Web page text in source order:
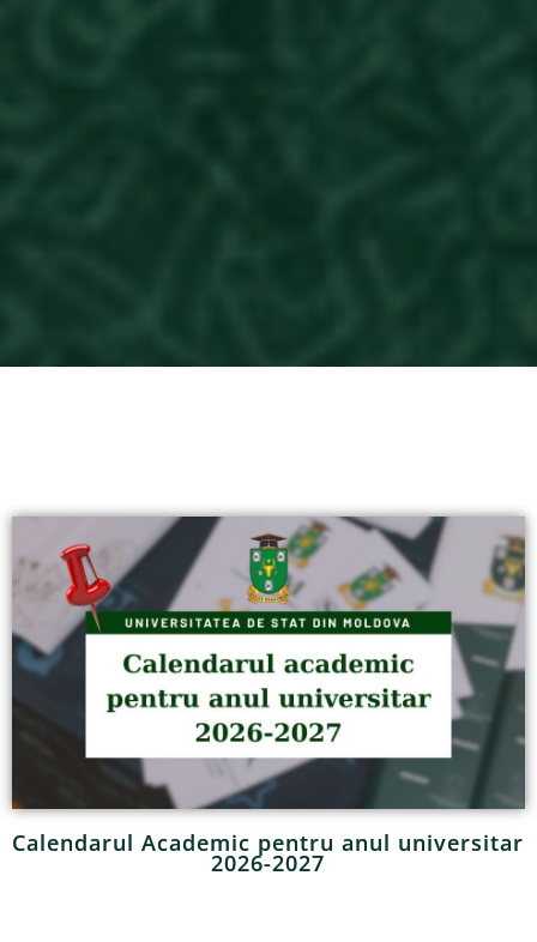
Calendarul Academic pentru anul universitar
2026-2027